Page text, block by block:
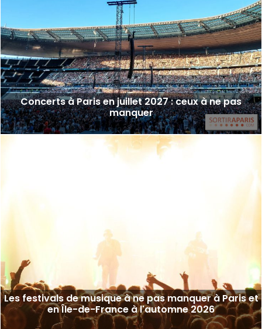
Concerts à Paris en juillet 2027 : ceux à ne pas
manquer
Les festivals de musique à ne pas manquer à Paris et
en Île-de-France à l'automne 2026